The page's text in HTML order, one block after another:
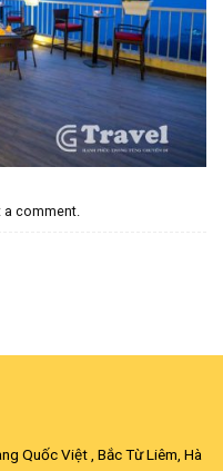
a comment.
Quốc Việt , Bắc Từ Liêm, Hà